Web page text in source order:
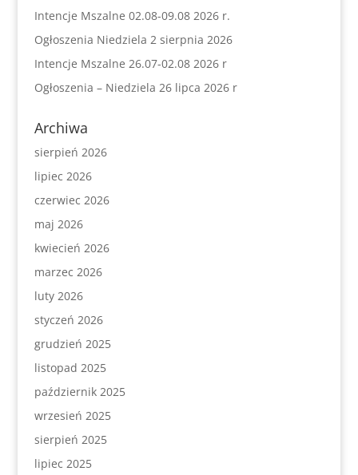
Intencje Mszalne 02.08-09.08 2026 r.
Ogłoszenia Niedziela 2 sierpnia 2026
Intencje Mszalne 26.07-02.08 2026 r
Ogłoszenia – Niedziela 26 lipca 2026 r
Archiwa
sierpień 2026
lipiec 2026
czerwiec 2026
maj 2026
kwiecień 2026
marzec 2026
luty 2026
styczeń 2026
grudzień 2025
listopad 2025
październik 2025
wrzesień 2025
sierpień 2025
lipiec 2025